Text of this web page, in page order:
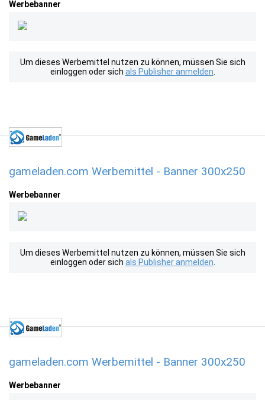
Werbebanner
Um dieses Werbemittel nutzen zu können, müssen Sie sich
einloggen oder sich als Publisher anmelden
gameladen.com Werbemittel - Banner 300x250
Werbebanner
Um dieses Werbemittel nutzen zu können, müssen Sie sich
einloggen oder sich als Publisher anmelden
gameladen.com Werbemittel - Banner 300x250
Werbebanner